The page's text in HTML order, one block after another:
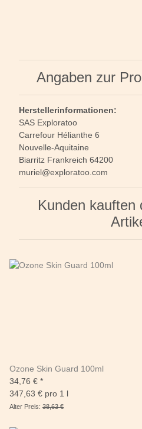
Angaben zur
Herstellerinformationen:
SAS Exploratoo
Carrefour Hélianthe 6
Nouvelle-Aquitaine
Biarritz Frankreich 64200
muriel@exploratoo.com
Kunden kauften
Ozone Skin Guard 100ml
34,76 € *
347,63 € pro 1 l
Alter Preis: 38,63 €